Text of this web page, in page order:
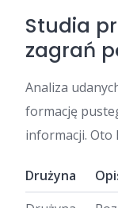
Studia
zagrań
Analiza
formację
informacji. Oto
Drużyna